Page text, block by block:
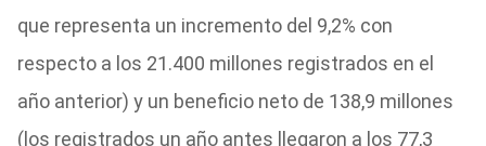
que representa un incremento del 9,2% con
respecto a los 21.400 millones registrados en el
año anterior) y un beneficio neto de 138,9 millones
(los registrados un año antes llegaron a los 77,3